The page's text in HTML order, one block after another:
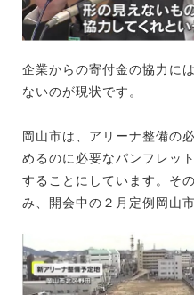
企業からの寄付金の協力に
ないのが現状です。
岡山市は、アリーナ整備の
めるのに必要なパンフレッ
することにしています。そ
み、開会中の２月定例岡山